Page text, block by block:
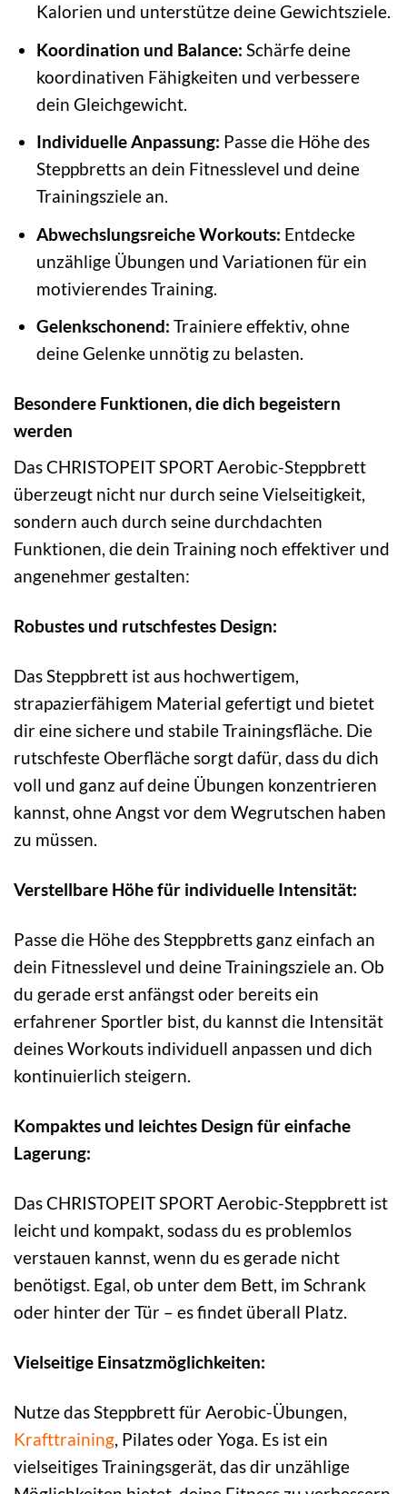
Kalorien und unterstütze deine Gewichtsziele.
Koordination und Balance: Schärfe deine
koordinativen Fähigkeiten und verbessere
dein Gleichgewicht.
Individuelle Anpassung: Passe die Höhe des
Steppbretts an dein Fitnesslevel und deine
Trainingsziele an.
Abwechslungsreiche Workouts: Entdecke
unzählige Übungen und Variationen für ein
motivierendes Training.
Gelenkschonend: Trainiere effektiv, ohne
deine Gelenke unnötig zu belasten.
Besondere Funktionen, die dich begeistern
werden
Das CHRISTOPEIT SPORT Aerobic-Steppbrett
überzeugt nicht nur durch seine Vielseitigkeit,
sondern auch durch seine durchdachten
Funktionen, die dein Training noch effektiver und
angenehmer gestalten:
Robustes und rutschfestes Design:
Das Steppbrett ist aus hochwertigem,
strapazierfähigem Material gefertigt und bietet
dir eine sichere und stabile Trainingsfläche. Die
rutschfeste Oberfläche sorgt dafür, dass du dich
voll und ganz auf deine Übungen konzentrieren
kannst, ohne Angst vor dem Wegrutschen haben
zu müssen.
Verstellbare Höhe für individuelle Intensität:
Passe die Höhe des Steppbretts ganz einfach an
dein Fitnesslevel und deine Trainingsziele an. Ob
du gerade erst anfängst oder bereits ein
erfahrener Sportler bist, du kannst die Intensität
deines Workouts individuell anpassen und dich
kontinuierlich steigern.
Kompaktes und leichtes Design für einfache
Lagerung:
Das CHRISTOPEIT SPORT Aerobic-Steppbrett ist
leicht und kompakt, sodass du es problemlos
verstauen kannst, wenn du es gerade nicht
benötigst. Egal, ob unter dem Bett, im Schrank
oder hinter der Tür – es findet überall Platz.
Vielseitige Einsatzmöglichkeiten:
Nutze das Steppbrett für Aerobic-Übungen,
Krafttraining , Pilates oder Yoga. Es ist ein
vielseitiges Trainingsgerät, das dir unzählige